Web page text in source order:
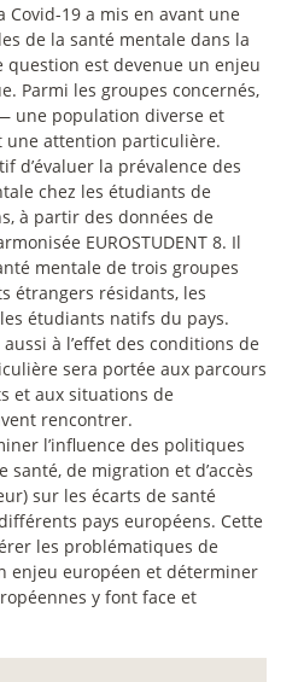
Covid-19 a mis en avant une
de la santé mentale dans la
question est devenue un enjeu
Parmi les groupes concernés,
une population diverse et
attention particulière.
d’évaluer la prévalence des
chez les étudiants de
à partir des données de
EUROSTUDENT 8. Il
mentale de trois groupes
étrangers résidants, les
étudiants natifs du pays.
à l’effet des conditions de
sera portée aux parcours
et aux situations de
rencontrer.
l’influence des politiques
santé, de migration et d’accès
sur les écarts de santé
pays européens. Cette
les problématiques de
enjeu européen et déterminer
y font face et